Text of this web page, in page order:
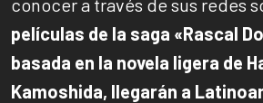
películas de la saga «Rascal
basada en la novela ligera de
Kamoshida, llegarán a